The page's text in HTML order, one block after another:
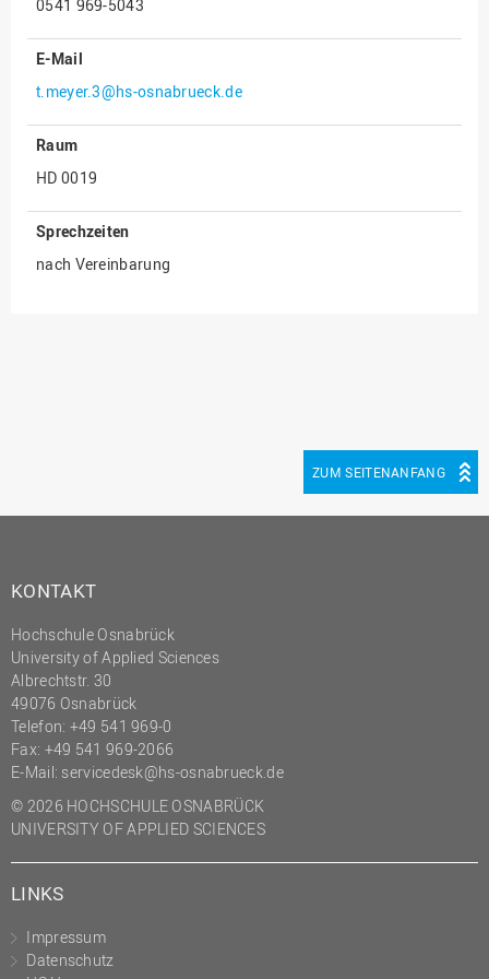
Innenrevision
Institut für Musik
IT Service Center
Kommunikation und
Nachhaltigkeit
Personal
Recht
Studierendensekretariat
Studium und Lehre
Transfer- und
Innovationsmanagement
0541 969-5043
E-Mail
t.meyer.3@hs-osnabrueck.de
Raum
HD 0019
Sprechzeiten
nach Vereinbarung
ZUM SEITENANFANG
KONTAKT
Hochschule Osnabrück
University of Applied Sciences
Albrechtstr. 30
49076 Osnabrück
Telefon: +49 541 969-0
Fax: +49 541 969-2066
E-Mail: servicedesk@hs-osnabrueck.de
© 2026 HOCHSCHULE OSNABRÜCK
UNIVERSITY OF APPLIED SCIENCES
LINKS
Impressum
Datenschutz